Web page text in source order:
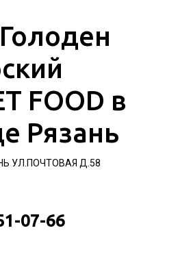
FOOD в
Рязань
УЛ.ПОЧТОВАЯ Д.58
07-66